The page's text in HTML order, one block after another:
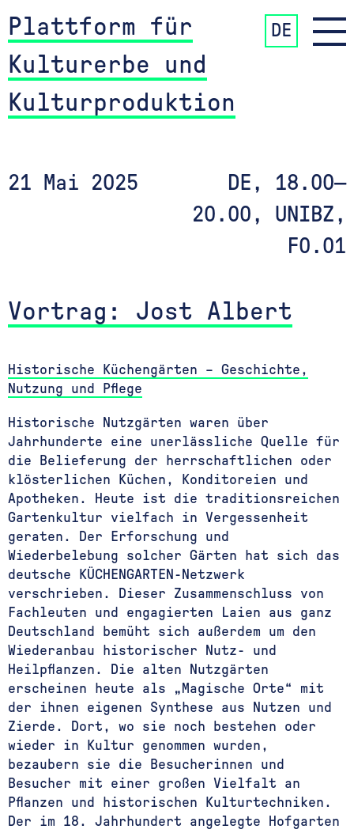
Plattform für
Kulturerbe und
Kulturproduktion
DE
21 Mai 2025
DE, 18.00—
20.00, UNIBZ,
F0.01
Vortrag: Jost Albert
Historische Küchengärten – Geschichte,
Nutzung und Pflege
Historische Nutzgärten waren über
Jahrhunderte eine unerlässliche Quelle für
die Belieferung der herrschaftlichen oder
klösterlichen Küchen, Konditoreien und
Apotheken. Heute ist die traditionsreichen
Gartenkultur vielfach in Vergessenheit
geraten. Der Erforschung und
Wiederbelebung solcher Gärten hat sich das
deutsche KÜCHENGARTEN-Netzwerk
verschrieben. Dieser Zusammenschluss von
Fachleuten und engagierten Laien aus ganz
Deutschland bemüht sich außerdem um den
Wiederanbau historischer Nutz- und
Heilpflanzen. Die alten Nutzgärten
erscheinen heute als „Magische Orte“ mit
der ihnen eigenen Synthese aus Nutzen und
Zierde. Dort, wo sie noch bestehen oder
wieder in Kultur genommen wurden,
bezaubern sie die Besucherinnen und
Besucher mit einer großen Vielfalt an
Pflanzen und historischen Kulturtechniken.
Der im 18. Jahrhundert angelegte Hofgarten